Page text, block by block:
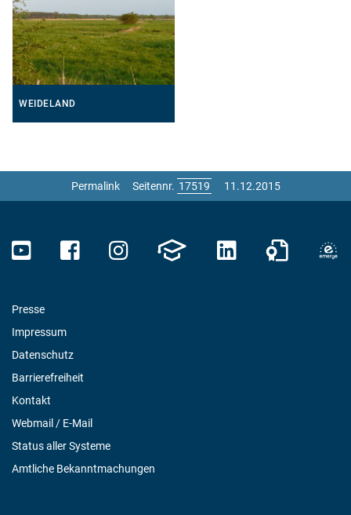
WEIDELAND
Permalink Seitennr. 11.12.2015
Presse
Impressum
Datenschutz
Barrierefreiheit
Kontakt
Webmail / E-Mail
Status aller Systeme
Amtliche Bekanntmachungen